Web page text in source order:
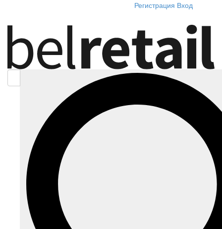
Регистрация Вход